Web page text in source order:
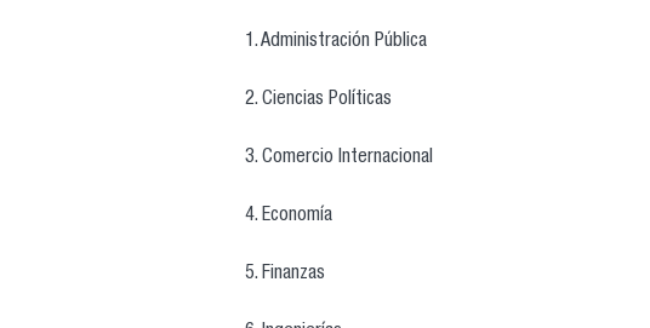
1. Administración Pública
2. Ciencias Políticas
3. Comercio Internacional
4. Economía
5. Finanzas